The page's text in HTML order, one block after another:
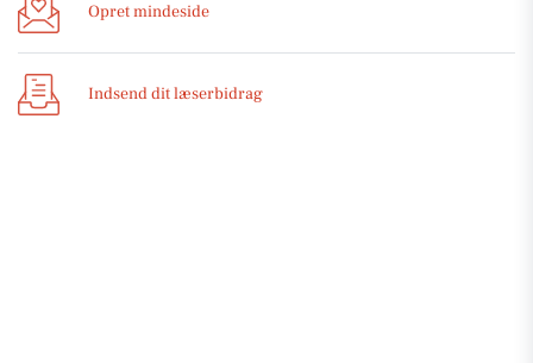
Opret mindeside
Indsend dit læserbidrag